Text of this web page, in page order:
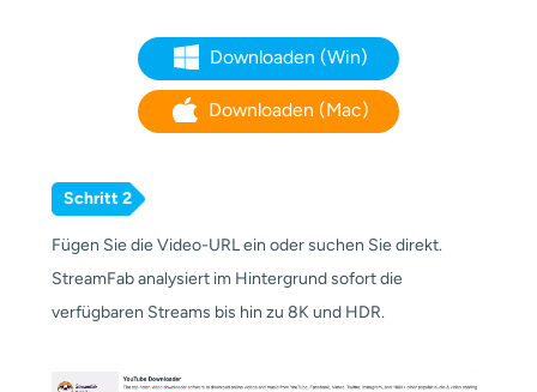
Downloaden (Win)
Downloaden (Mac)
Schritt 2
Fügen Sie die Video-URL ein oder suchen Sie direkt.
StreamFab analysiert im Hintergrund sofort die
verfügbaren Streams bis hin zu 8K und HDR.